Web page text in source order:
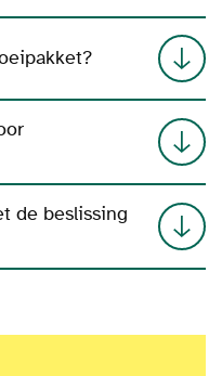
de beslissing